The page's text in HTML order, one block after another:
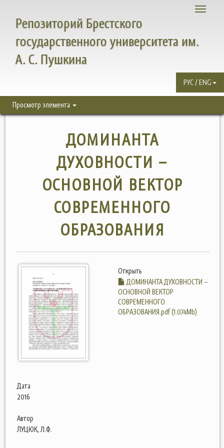
Toggle
Репозиторий Брестского
государственного университета им.
А. С. Пушкина
РУС / ENG
Просмотр элемента
ДОМИНАНТА
ДУХОВНОСТИ –
ОСНОВНОЙ ВЕКТОР
СОВРЕМЕННОГО
ОБРАЗОВАНИЯ
Открыть
ДОМИНАНТА ДУХОВНОСТИ –
ОСНОВНОЙ ВЕКТОР
СОВРЕМЕННОГО
ОБРАЗОВАНИЯ.pdf (1.074Mb)
Дата
2016
Автор
ЛУЦЮК, Л.Ф.